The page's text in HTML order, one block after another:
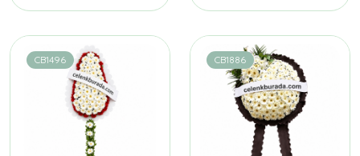
CB1496 CB1886